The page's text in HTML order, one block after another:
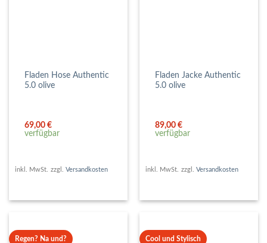
Fladen Hose Authentic
5.0 olive
69,00€
verfügbar
inkl. MwSt. zzgl. Versandkosten
Fladen Jacke Authentic
5.0 olive
89,00€
verfügbar
inkl. MwSt. zzgl. Versandkosten
Regen? Na und? Cool und Stylisch